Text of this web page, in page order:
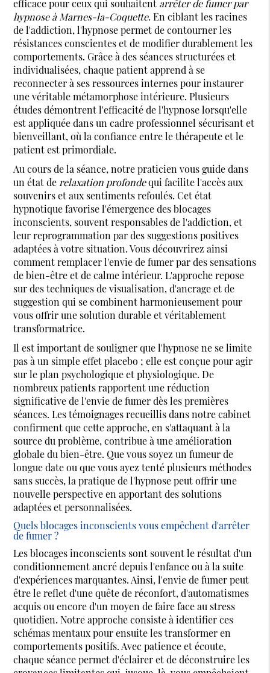
efficace pour ceux qui souhaitent arrêter de fumer par
hypnose à Marnes-la-Coquette. En ciblant les racines
de l'addiction, l'hypnose permet de contourner les
résistances conscientes et de modifier durablement les
comportements. Grâce à des séances structurées et
individualisées, chaque patient apprend à se
reconnecter à ses ressources internes pour instaurer
une véritable métamorphose intérieure. Plusieurs
études démontrent l'efficacité de l'hypnose lorsqu'elle
est appliquée dans un cadre professionnel sécurisant et
bienveillant, où la confiance entre le thérapeute et le
patient est primordiale.
Au cours de la séance, notre praticien vous guide dans
un état de relaxation profondequi facilite l'accès aux
souvenirs et aux sentiments refoulés. Cet état
hypnotique favorise l'émergence des blocages
inconscients, souvent responsables de l'addiction, et
leur reprogrammation par des suggestions positives
adaptées à votre situation. Vous découvrirez ainsi
comment remplacer l'envie de fumer par des sensations
de bien-être et de calme intérieur. L'approche repose
sur des techniques de visualisation, d'ancrage et de
suggestion qui se combinent harmonieusement pour
vous offrir une solution durable et véritablement
transformatrice.
Il est important de souligner que l'hypnose ne se limite
pas à un simple effet placebo ; elle est conçue pour agir
sur le plan psychologique et physiologique. De
nombreux patients rapportent une réduction
significative de l'envie de fumer dès les premières
séances. Les témoignages recueillis dans notre cabinet
confirment que cette approche, en s'attaquant à la
source du problème, contribue à une amélioration
globale du bien-être. Que vous soyez un fumeur de
longue date ou que vous ayez tenté plusieurs méthodes
sans succès, la pratique de l'hypnose peut offrir une
nouvelle perspective en apportant des solutions
adaptées et personnalisées.
Quels blocages inconscients vous empêchent d'arrêter
de fumer ?
Les blocages inconscients sont souvent le résultat d'un
conditionnement ancré depuis l'enfance ou à la suite
d'expériences marquantes. Ainsi, l'envie de fumer peut
être le reflet d'une quête de réconfort, d'automatismes
acquis ou encore d'un moyen de faire face au stress
quotidien. Notre approche consiste à identifier ces
schémas mentaux pour ensuite les transformer en
comportements positifs. Avec patience et écoute,
chaque séance permet d'éclairer et de déconstruire les